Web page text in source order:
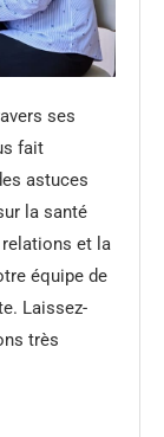
ses
fait
astuces
la santé
et la
équipe de
Laissez-
très